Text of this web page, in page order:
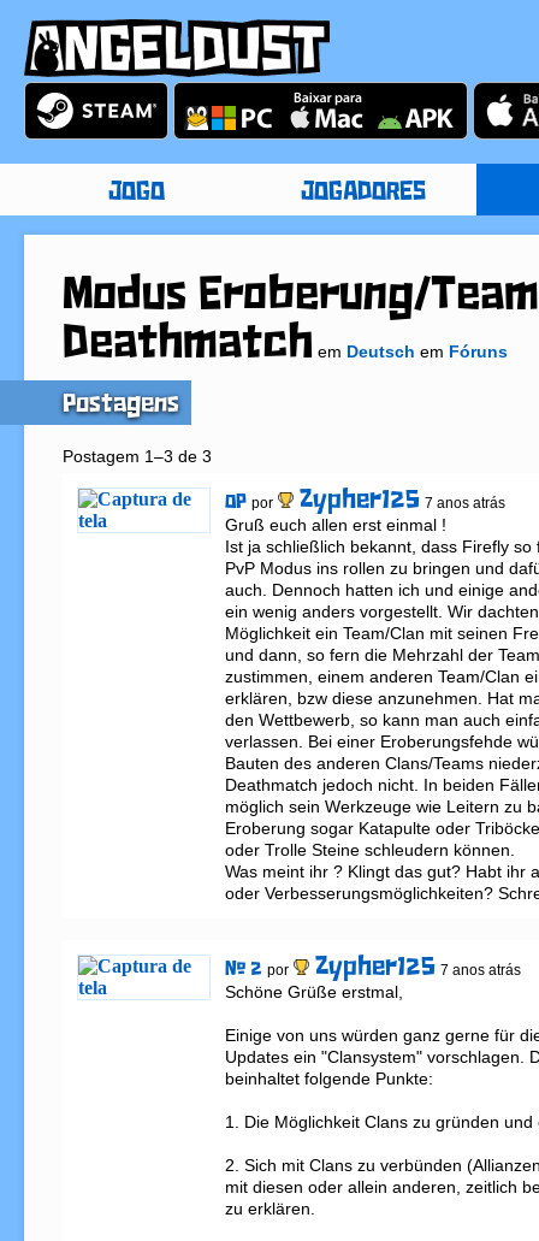
JOGO JOGADORES
Modus Eroberung/Team
Deathmatch em Deutsch em Fóruns
Postagens
Postagem 1–3 de 3
OP por Zypher125 7 anos atrás
Gruß euch allen erst einmal !
Ist ja schließlich bekannt, dass Firefly so
PvP Modus ins rollen zu bringen und
auch. Dennoch hatten ich und einige
ein wenig anders vorgestellt. Wir
Möglichkeit ein Team/Clan mit seinen
und dann, so fern die Mehrzahl der
zustimmen, einem anderen Team/Clan
erklären, bzw diese anzunehmen. Hat
den Wettbewerb, so kann man auch
verlassen. Bei einer Eroberungsfehde
Bauten des anderen Clans/Teams
Deathmatch jedoch nicht. In beiden
möglich sein Werkzeuge wie Leitern zu
Eroberung sogar Katapulte oder
oder Trolle Steine schleudern können.
Was meint ihr ? Klingt das gut? Habt ihr
oder Verbesserungsmöglichkeiten?
# 2 por Zypher125 7 anos atrás
Schöne Grüße erstmal,
Einige von uns würden ganz gerne für
Updates ein "Clansystem" vorschlagen.
beinhaltet folgende Punkte:
1. Die Möglichkeit Clans zu gründen
2. Sich mit Clans zu verbünden
mit diesen oder allein anderen, zeitlich
zu erklären.